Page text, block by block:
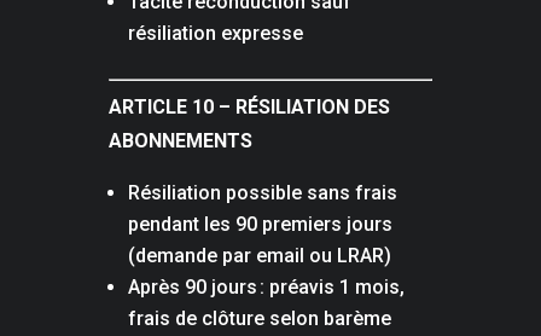
résiliation expresse
ARTICLE 10 – RÉSILIATION DES
ABONNEMENTS
Résiliation possible sans frais
pendant les 90 premiers jours
(demande par email ou LRAR)
Après 90 jours : préavis 1 mois,
frais de clôture selon barème